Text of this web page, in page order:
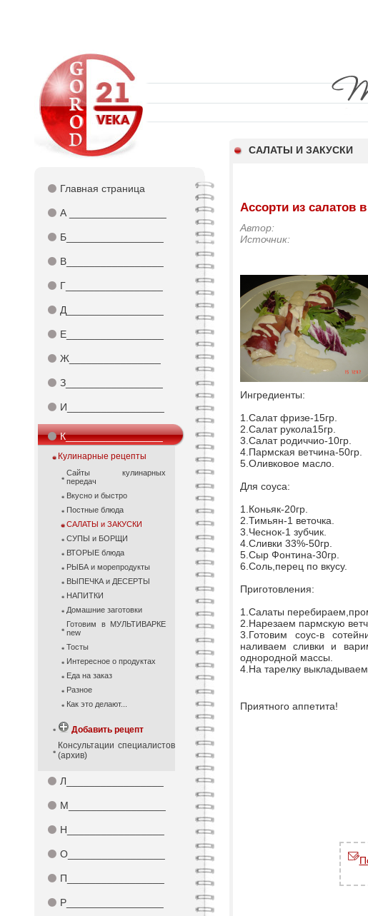
САЛАТЫ И ЗАКУСКИ
⚫ Главная страница
⚫ А _________________
⚫ Б_________________
⚫ В_________________
⚫ Г_________________
⚫ Д_________________
⚫ Е_________________
⚫ Ж________________
⚫ З_________________
⚫ И_________________
⚫К_________________
Кулинарные рецепты
Сайты кулинарных
передач
Вкусно и быстро
Постные блюда
САЛАТЫ и ЗАКУСКИ
СУПЫ и БОРЩИ
ВТОРЫЕ блюда
РЫБА и морепродукты
ВЫПЕЧКА и ДЕСЕРТЫ
НАПИТКИ
Домашние заготовки
Готовим в МУЛЬТИВАРКЕ
new
Тосты
Интересное о продуктах
Еда на заказ
Разное
Как это делают...
Добавить рецепт
Консультации специалистов
(архив)
⚫ Л_________________
⚫ М_________________
⚫ Н_________________
⚫ О_________________
⚫ П_________________
⚫ Р_________________
Ассорти из салатов
Автор:
Источник:
Ингредиенты:
1.Салат фризе-15гр.
2.Салат рукола15гр.
3.Салат родиччио-10гр.
4.Пармская ветчина-50гр.
5.Оливковое масло.
Для соуса:
1.Коньяк-20гр.
2.Тимьян-1 веточка.
3.Чеснок-1 зубчик.
4.Сливки 33%-50гр.
5.Сыр Фонтина-30гр.
6.Соль,перец по вкусу.
Приготовления:
1.Салаты
2.Нарезаем пармскую
3.Готовим соус-в
наливаем сливки и
однородной массы.
4.На тарелку
Приятного аппетита!